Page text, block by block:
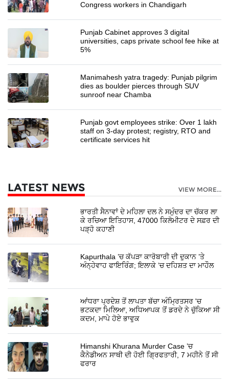
Congress workers in Chandigarh
Punjab Cabinet approves 3 digital
universities, caps private school fee hike at
5%
Manimahesh yatra tragedy: Punjab pilgrim
dies as boulder pierces through SUV
sunroof near Chamba
Punjab govt employees strike: Over 1 lakh
staff on 3-day protest; registry, RTO and
certificate services hit
LATEST NEWS VIEW MORE...
ਭਾਰਤੀ ਸੈਨਾਵਾਂ ਦੇ ਮਹਿਲਾ ਦਲ ਨੇ ਸਮੁੰਦਰ ਦਾ ਚੱਕਰ ਲਾ
ਕੇ ਰਚਿਆ ਇਤਿਹਾਸ, 47000 ਕਿਲੋਮੀਟਰ ਦੇ ਸਫ਼ਰ ਦੀ
ਪੜ੍ਹੋ ਕਹਾਣੀ
Kapurthala ’ਚ ਕੱਪੜਾ ਕਾਰੋਬਾਰੀ ਦੀ ਦੁਕਾਨ ’ਤੇ
ਅੰਨ੍ਹੇਵਾਹ ਫਾਇਰਿੰਗ; ਇਲਾਕੇ ’ਚ ਦਹਿਸ਼ਤ ਦਾ ਮਾਹੌਲ
ਆਂਧਰਾ ਪ੍ਰਦੇਸ਼ ਤੋਂ ਲਾਪਤਾ ਬੱਚਾ ਅੰਮ੍ਰਿਤਸਰ 'ਚ
ਭਟਕਦਾ ਮਿਲਿਆ, ਅਧਿਆਪਕ ਤੋਂ ਡਰਦੇ ਨੇ ਚੁੱਕਿਆ ਸੀ
ਕਦਮ, ਮਾਪੇ ਹੋਏ ਭਾਵੁਕ
Himanshi Khurana Murder Case ’ਚ
ਕੈਨੇਡੀਅਨ ਸਾਥੀ ਦੀ ਹੋਈ ਗ੍ਰਿਫਤਾਰੀ, 7 ਮਹੀਨੇ ਤੋਂ ਸੀ
ਫਰਾਰ